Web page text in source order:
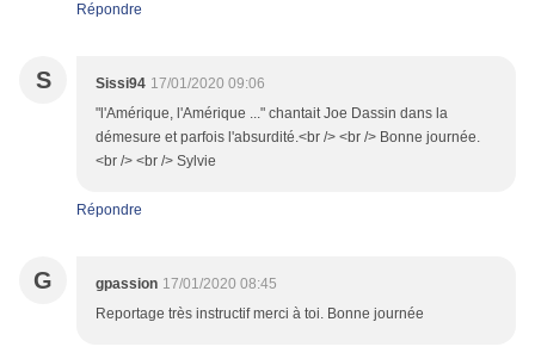
Répondre
S Sissi94 17/01/2020 09:06
"l'Amérique, l'Amérique ..." chantait Joe Dassin dans la
démesure et parfois l'absurdité.<br /> <br /> Bonne journée.
<br /> <br /> Sylvie
Répondre
G gpassion 17/01/2020 08:45
Reportage très instructif merci à toi. Bonne journée